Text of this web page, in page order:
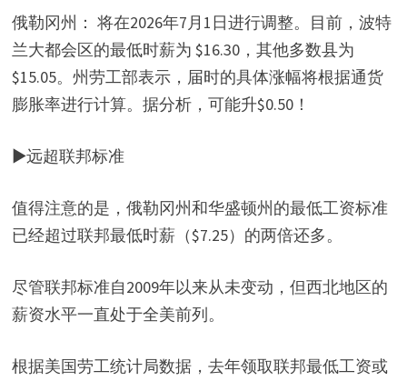
d
e
俄勒冈州： 将在2026年7月1日进行调整。目前，波特
兰大都会区的最低时薪为 $16.30，其他多数县为
$15.05。州劳工部表示，届时的具体涨幅将根据通货
膨胀率进行计算。据分析，可能升$0.50！
▶远超联邦标准
值得注意的是，俄勒冈州和华盛顿州的最低工资标准
已经超过联邦最低时薪（$7.25）的两倍还多。
尽管联邦标准自2009年以来从未变动，但西北地区的
薪资水平一直处于全美前列。
根据美国劳工统计局数据，去年领取联邦最低工资或